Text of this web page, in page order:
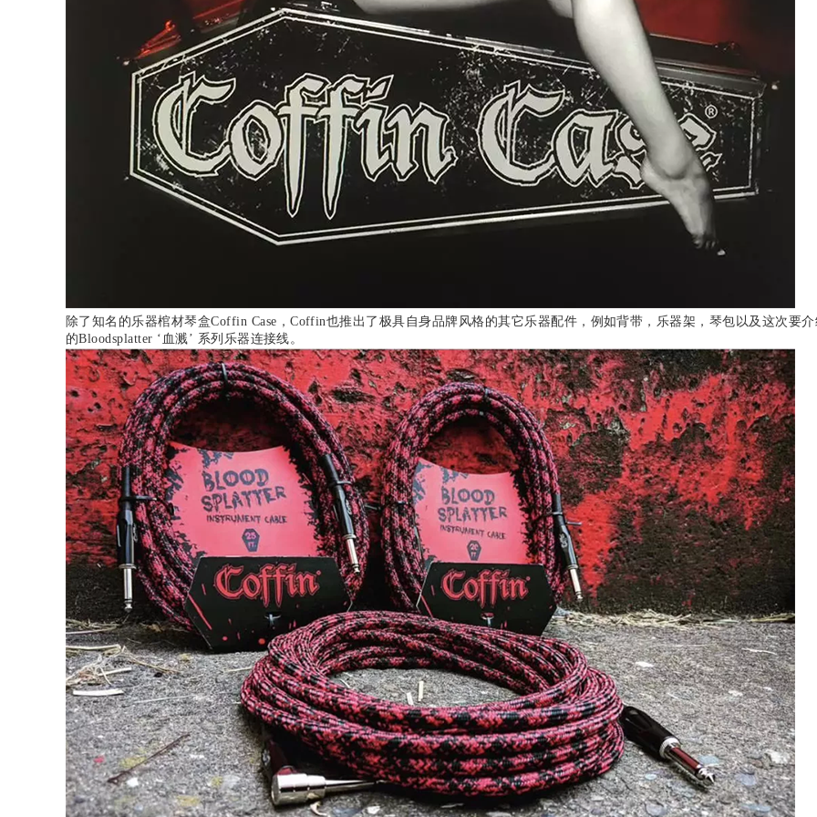
除了知名的乐器棺材琴盒Coffin Case，Coffin也推出了极具自身品牌风格的其它乐器配件，例如背带，乐器架，琴包以及这次要
的Bloodsplatter ‘血溅’ 系列乐器连接线。